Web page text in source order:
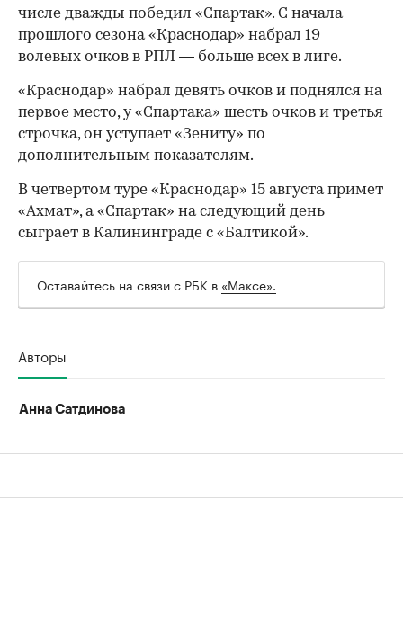
00:00 / 00:00
числе дважды победил «Спартак». С начала
прошлого сезона «Краснодар» набрал 19
волевых очков в РПЛ — больше всех в лиге.
«Краснодар» набрал девять очков и поднялся на
первое место, у «Спартака» шесть очков и третья
строчка, он уступает «Зениту» по
дополнительным показателям.
В четвертом туре «Краснодар» 15 августа примет
«Ахмат», а «Спартак» на следующий день
сыграет в Калининграде с «Балтикой».
Оставайтесь на связи с РБК в «Максе».
Авторы
Анна Сатдинова